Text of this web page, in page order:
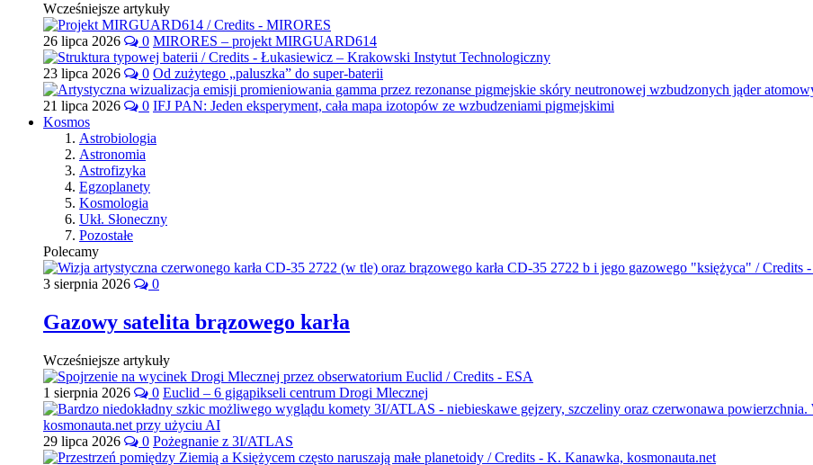
Wcześniejsze artykuły
26 lipca 2026 0 MIRORES – projekt MIRGUARD614
23 lipca 2026 0 Od zużytego „paluszka” do super-baterii
21 lipca 2026 0 IFJ PAN: Jeden eksperyment, cała mapa izotopów ze wzbudzeniami pigmejskimi
Kosmos
Astrobiologia
Astronomia
Astrofizyka
Egzoplanety
Kosmologia
Ukł. Słoneczny
Pozostałe
Polecamy
3 sierpnia 2026 0
Gazowy satelita brązowego karła
Wcześniejsze artykuły
1 sierpnia 2026 0 Euclid – 6 gigapikseli centrum Drogi Mlecznej
29 lipca 2026 0 Pożegnanie z 3I/ATLAS